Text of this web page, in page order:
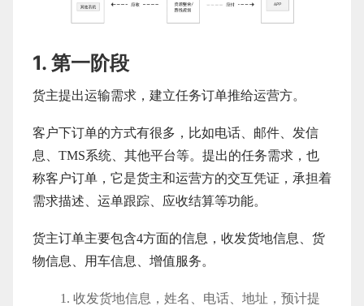
1. 第一阶段
货主提出运输需求，建立任务订单推给运营方。
客户下订单的方式有很多，比如电话、邮件、发信
息、TMS系统、其他平台等。提出的任务需求，也
称客户订单，它是货主和运营方的交互凭证，承担着
需求描述、运单跟踪、应收结算等功能。
货主订单主要包含4方面的信息，收发货地信息、货
物信息、用车信息、增值服务。
收发货地信息，姓名、电话、地址，预计提